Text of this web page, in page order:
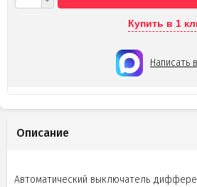
Купить в 1
Написать
Описание
Автоматический выключатель